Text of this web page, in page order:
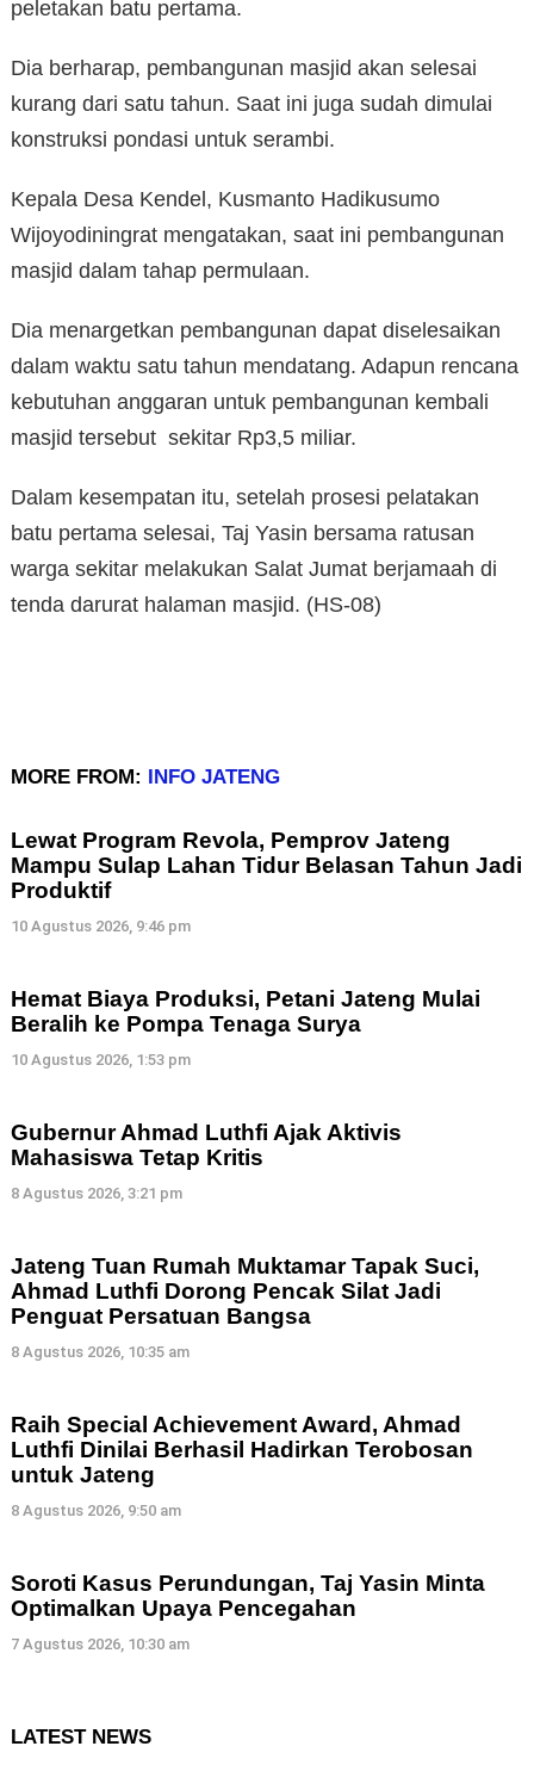
peletakan batu pertama.
Dia berharap, pembangunan masjid akan selesai
kurang dari satu tahun. Saat ini juga sudah dimulai
konstruksi pondasi untuk serambi.
Kepala Desa Kendel, Kusmanto Hadikusumo
Wijoyodiningrat mengatakan, saat ini pembangunan
masjid dalam tahap permulaan.
Dia menargetkan pembangunan dapat diselesaikan
dalam waktu satu tahun mendatang. Adapun rencana
kebutuhan anggaran untuk pembangunan kembali
masjid tersebut sekitar Rp3,5 miliar.
Dalam kesempatan itu, setelah prosesi pelatakan
batu pertama selesai, Taj Yasin bersama ratusan
warga sekitar melakukan Salat Jumat berjamaah di
tenda darurat halaman masjid. (HS-08)
MORE FROM: INFO JATENG
Lewat Program Revola, Pemprov Jateng
Mampu Sulap Lahan Tidur Belasan Tahun Jadi
Produktif
10 Agustus 2026, 9:46 pm
Hemat Biaya Produksi, Petani Jateng Mulai
Beralih ke Pompa Tenaga Surya
10 Agustus 2026, 1:53 pm
Gubernur Ahmad Luthfi Ajak Aktivis
Mahasiswa Tetap Kritis
8 Agustus 2026, 3:21 pm
Jateng Tuan Rumah Muktamar Tapak Suci,
Ahmad Luthfi Dorong Pencak Silat Jadi
Penguat Persatuan Bangsa
8 Agustus 2026, 10:35 am
Raih Special Achievement Award, Ahmad
Luthfi Dinilai Berhasil Hadirkan Terobosan
untuk Jateng
8 Agustus 2026, 9:50 am
Soroti Kasus Perundungan, Taj Yasin Minta
Optimalkan Upaya Pencegahan
7 Agustus 2026, 10:30 am
LATEST NEWS